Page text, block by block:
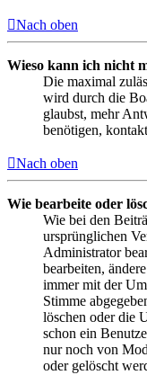
Nach oben
Wieso kann ich nicht
Die maximal
wird durch die
glaubst, mehr
benötigen,
Nach oben
Wie bearbeite oder
Wie bei den
ursprünglichen
Administrator
bearbeiten,
immer mit der
Stimme
löschen oder die
schon ein
nur noch von
oder gelöscht